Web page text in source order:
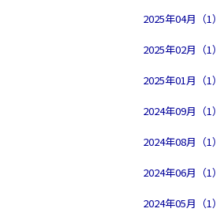
2025年04月（1）
2025年02月（1）
2025年01月（1）
2024年09月（1）
2024年08月（1）
2024年06月（1）
2024年05月（1）